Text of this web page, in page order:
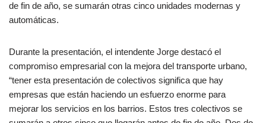
de fin de año, se sumarán otras cinco unidades modernas y
automáticas.
Durante la presentación, el intendente Jorge destacó el
compromiso empresarial con la mejora del transporte urbano,
“tener esta presentación de colectivos significa que hay
empresas que están haciendo un esfuerzo enorme para
mejorar los servicios en los barrios. Estos tres colectivos se